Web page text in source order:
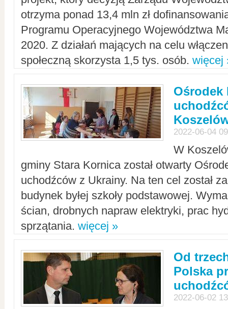
otrzyma ponad 13,4 mln zł
Programu Operacyjnego Województwa
2020. Z działań mających na celu
społeczną skorzysta 1,5 tys. osób. więcej
Ośrodek
2022-06-04
W
gminy Stara Kornica został otwarty
uchodźców z Ukrainy. Na ten cel został
budynek byłej szkoły podstawowej.
ścian, drobnych napraw elektryki, prac
sprzątania. więcej »
Od
Polska
2022-06-02